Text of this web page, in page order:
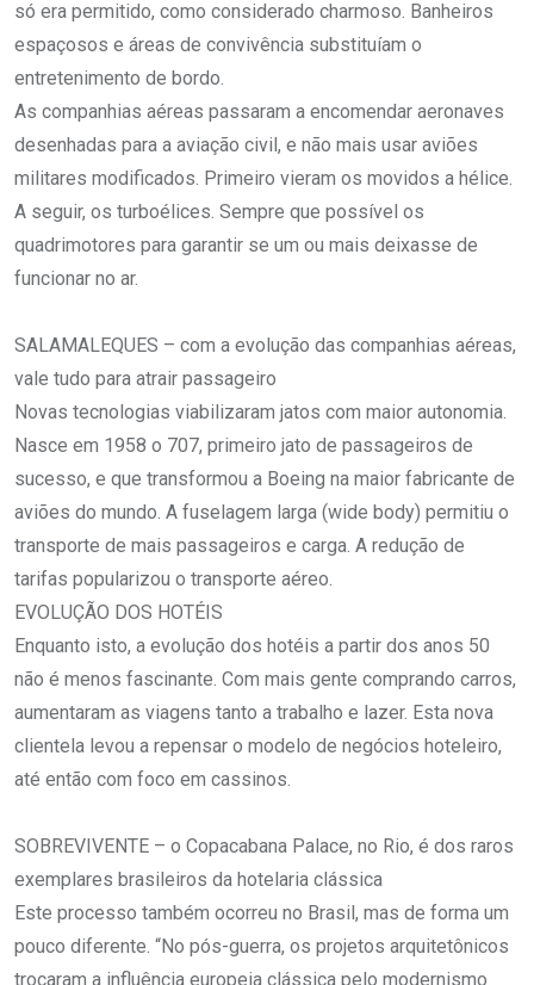
só era permitido, como considerado charmoso. Banheiros
espaçosos e áreas de convivência substituíam o
entretenimento de bordo.
As companhias aéreas passaram a encomendar aeronaves
desenhadas para a aviação civil, e não mais usar aviões
militares modificados. Primeiro vieram os movidos a hélice.
A seguir, os turboélices. Sempre que possível os
quadrimotores para garantir se um ou mais deixasse de
funcionar no ar.
SALAMALEQUES – com a evolução das companhias aéreas,
vale tudo para atrair passageiro
Novas tecnologias viabilizaram jatos com maior autonomia.
Nasce em 1958 o 707, primeiro jato de passageiros de
sucesso, e que transformou a Boeing na maior fabricante de
aviões do mundo. A fuselagem larga (wide body) permitiu o
transporte de mais passageiros e carga. A redução de
tarifas popularizou o transporte aéreo.
EVOLUÇÃO DOS HOTÉIS
Enquanto isto, a evolução dos hotéis a partir dos anos 50
não é menos fascinante. Com mais gente comprando carros,
aumentaram as viagens tanto a trabalho e lazer. Esta nova
clientela levou a repensar o modelo de negócios hoteleiro,
até então com foco em cassinos.
SOBREVIVENTE – o Copacabana Palace, no Rio, é dos raros
exemplares brasileiros da hotelaria clássica
Este processo também ocorreu no Brasil, mas de forma um
pouco diferente. “No pós-guerra, os projetos arquitetônicos
trocaram a influência europeia clássica pelo modernismo